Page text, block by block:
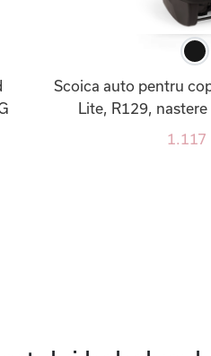
Scoica auto pentru
Lite, R129,
1.117